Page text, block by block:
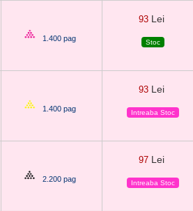
1.400 pag
93 Lei
Stoc
1.400 pag
93 Lei
Intreaba Stoc
2.200 pag
97 Lei
Intreaba Stoc